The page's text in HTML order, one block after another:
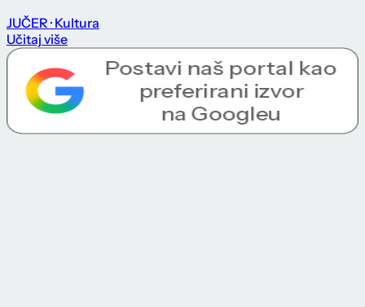
JUČER · Kultura
Učitaj više